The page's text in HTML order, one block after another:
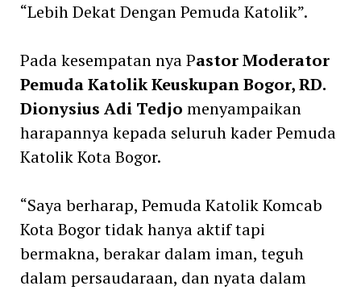
“Lebih Dekat Dengan Pemuda Katolik”.
Pada kesempatan nya Pastor Moderator
Pemuda Katolik Keuskupan Bogor, RD.
Dionysius Adi Tedjo menyampaikan
harapannya kepada seluruh kader Pemuda
Katolik Kota Bogor.
“Saya berharap, Pemuda Katolik Komcab
Kota Bogor tidak hanya aktif tapi
bermakna, berakar dalam iman, teguh
dalam persaudaraan, dan nyata dalam